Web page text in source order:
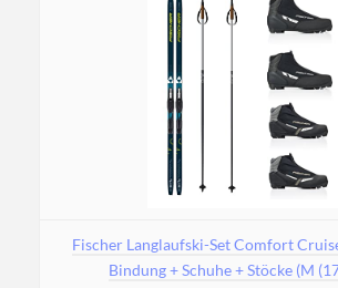
Fischer Langlaufski-Set Comfort
Bindung + Schuhe + Stöcke (M